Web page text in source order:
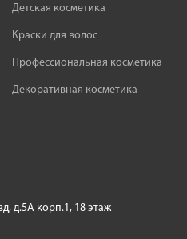
Детская косметика
Краски для волос
Профессиональная косметика
Декоративная косметика
д.5А корп.1, 18 этаж